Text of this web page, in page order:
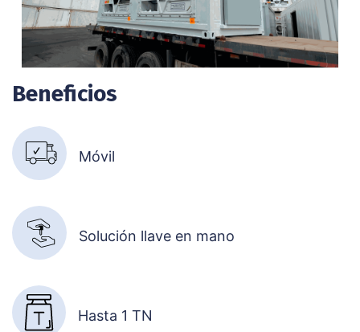
Beneficios
Móvil
Solución llave en mano
Hasta 1 TN